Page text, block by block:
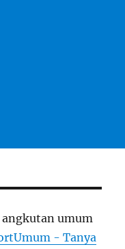
umum
- Tanya